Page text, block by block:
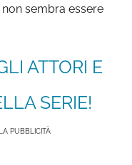
non sembra essere
ATTORI E
SERIE!
PUBBLICITÀ